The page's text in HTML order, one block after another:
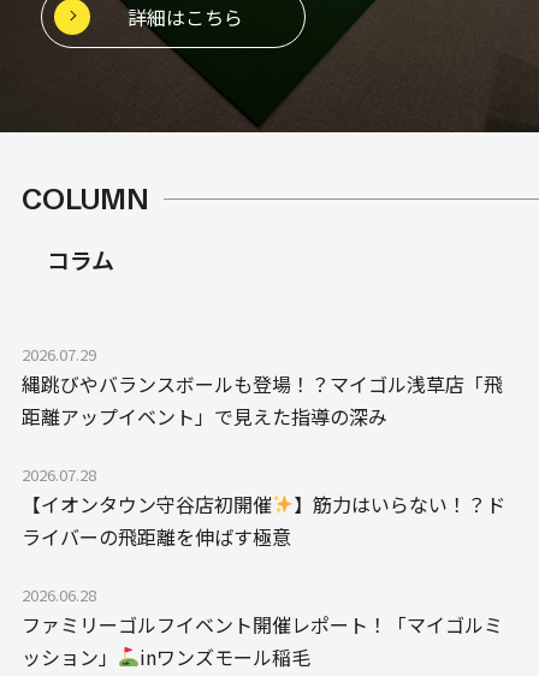
詳細はこちら
COLUMN
コラム
2026.07.29
縄跳びやバランスボールも登場！？マイゴル浅草店「飛
距離アップイベント」で見えた指導の深み
2026.07.28
【イオンタウン守谷店初開催
】筋力はいらない！？ド
ライバーの飛距離を伸ばす極意
2026.06.28
ファミリーゴルフイベント開催レポート！「マイゴルミ
ッション」
inワンズモール稲毛